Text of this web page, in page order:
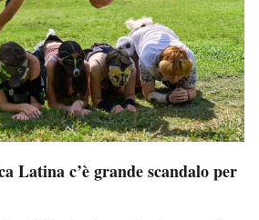
Latina c’è grande scandalo per